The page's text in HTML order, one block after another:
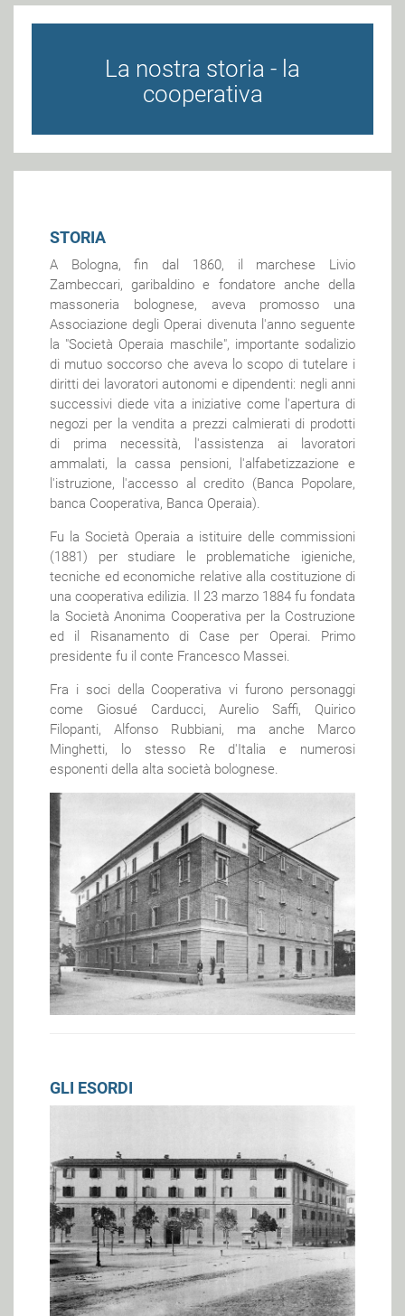
La nostra storia - la
cooperativa
STORIA
A Bologna, fin dal 1860, il marchese Livio
Zambeccari, garibaldino e fondatore anche della
massoneria bolognese, aveva promosso una
Associazione degli Operai divenuta l'anno seguente
la "Società Operaia maschile", importante sodalizio
di mutuo soccorso che aveva lo scopo di tutelare i
diritti dei lavoratori autonomi e dipendenti: negli anni
successivi diede vita a iniziative come l'apertura di
negozi per la vendita a prezzi calmierati di prodotti
di prima necessità, l'assistenza ai lavoratori
ammalati, la cassa pensioni, l'alfabetizzazione e
l'istruzione, l'accesso al credito (Banca Popolare,
banca Cooperativa, Banca Operaia).
Fu la Società Operaia a istituire delle commissioni
(1881) per studiare le problematiche igieniche,
tecniche ed economiche relative alla costituzione di
una cooperativa edilizia. Il 23 marzo 1884 fu fondata
la Società Anonima Cooperativa per la Costruzione
ed il Risanamento di Case per Operai. Primo
presidente fu il conte Francesco Massei.
Fra i soci della Cooperativa vi furono personaggi
come Giosué Carducci, Aurelio Saffi, Quirico
Filopanti, Alfonso Rubbiani, ma anche Marco
Minghetti, lo stesso Re d'Italia e numerosi
esponenti della alta società bolognese.
GLI ESORDI